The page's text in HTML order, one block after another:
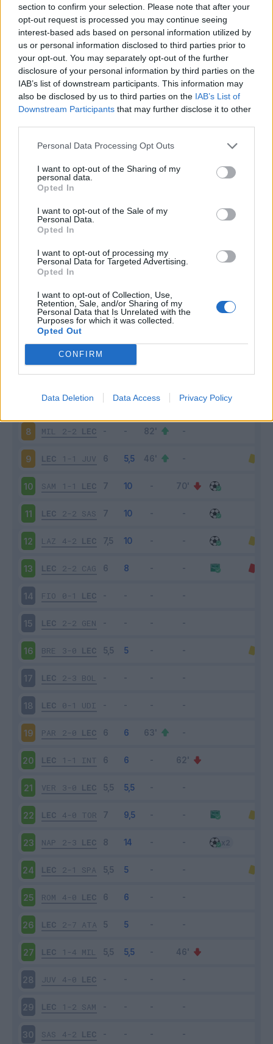
section to confirm your selection. Please note that after your
opt-out request is processed you may continue seeing
interest-based ads based on personal information utilized by
us or personal information disclosed to third parties prior to
your opt-out. You may separately opt-out of the further
disclosure of your personal information by third parties on the
IAB’s list of downstream participants. This information may
also be disclosed by us to third parties on the IAB’s List of
Downstream Participants that may further disclose it to other
Personal Data Processing Opt Outs
I want to opt-out of the Sharing of my
personal data.
Opted In
I want to opt-out of the Sale of my
Personal Data.
Opted In
I want to opt-out of processing my
Personal Data for Targeted Advertising.
Opted In
I want to opt-out of Collection, Use,
Retention, Sale, and/or Sharing of my
Personal Data that Is Unrelated with the
Purposes for which it was collected.
Opted Out
CONFIRM
Data Deletion Data Access Privacy Policy
5 - 13
Squalificato 0 - 0%
Infortunato 0 - 0
Inutilizzato 13 - 34%
Scarica riepilogo
stagionale
Giornata Entrato Bonus/Malus
LEC 0-1 VER
TOR 1-2 LEC
LEC 1-4 NAP
1-3 LEC
6 LEC 0-1 ROM
ATA 3-1 LEC
8 MIL 2-2 LEC
9 LEC 1-1 JUV
10 SAM 1-1 LEC
11 LEC 2-2 SAS
12 LAZ 4-2 LEC
13 LEC 2-2 CAG
14 FIO 0-1 LEC
15 LEC 2-2 GEN
16 BRE 3-0 LEC
17 LEC 2-3 BOL
18 LEC 0-1 UDI
19 PAR 2-0 LEC
20 LEC 1-1 INT
21 VER 3-0 LEC
22 LEC 4-0 TOR
23 NAP 2-3 LEC
24 LEC 2-1 SPA
25 ROM 4-0 LEC
26 LEC 2-7 ATA
27 LEC 1-4 MIL
28 JUV 4-0 LEC
29 LEC 1-2 SAM
30 SAS 4-2 LEC